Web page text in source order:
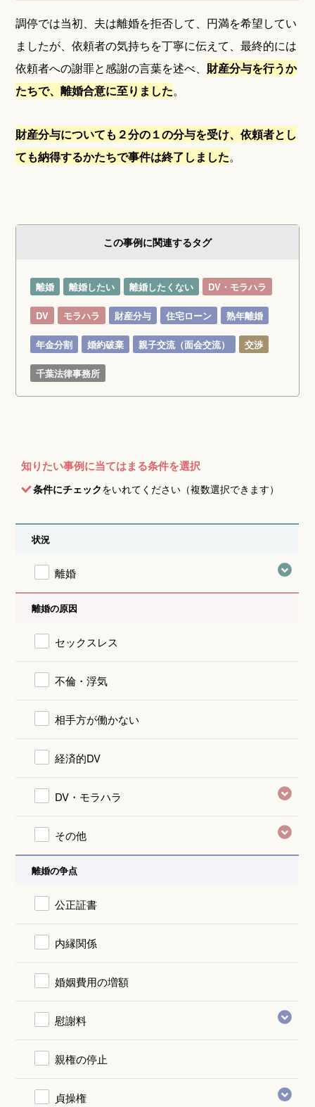
調停では当初、夫は離婚を拒否して、円満を希望してい
ましたが、依頼者の気持ちを丁寧に伝えて、最終的には
依頼者への謝罪と感謝の言葉を述べ、 財産分与を行うか
たちで、離婚合意に至りました。
財産分与についても２分の１の分与を受け、依頼者とし
ても納得するかたちで事件は終了しました。
この事例に関連するタグ
離婚 離婚したい 離婚したくない DV・モラハラ
DV モラハラ 財産分与 住宅ローン 熟年離婚
年金分割 婚約破棄 親子交流（面会交流） 交渉
千葉法律事務所
知りたい事例に当てはまる条件を選択
条件にチェックをいれてください（複数選択できます）
状況
離婚
離婚の原因
セックスレス
不倫・浮気
相手方が働かない
経済的DV
DV・モラハラ
その他
離婚の争点
公正証書
内縁関係
婚姻費用の増額
慰謝料
親権の停止
貞操権